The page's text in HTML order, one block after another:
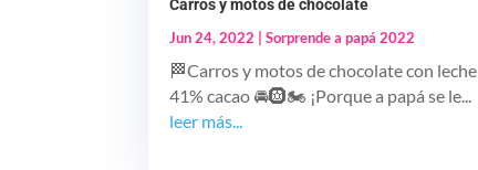
Carros y motos de chocolate
Jun 24, 2022 |Sorprende a papá 2022
🏁Carros y motos de chocolate con leche
41% cacao 🚘🛞🏍️ ¡Porque a papá se le...
leer más...